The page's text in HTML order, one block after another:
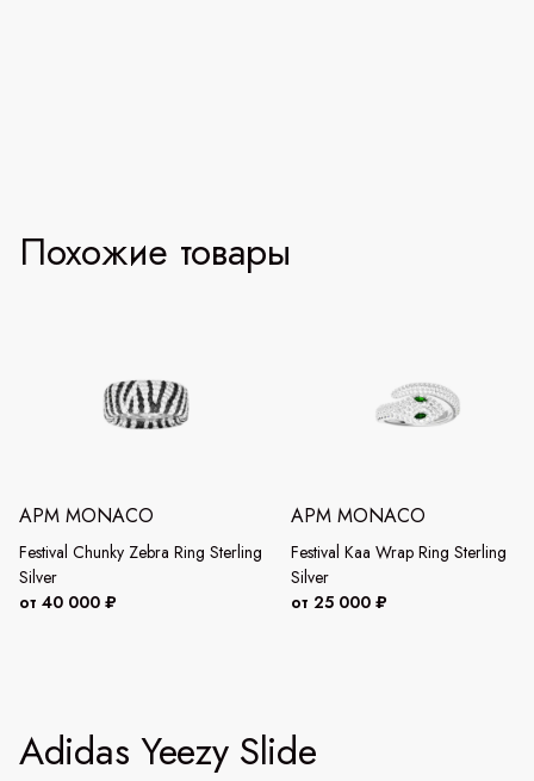
Похожие товары
APM MONACO
Festival Chunky Zebra Ring Sterling
Silver
от 40 000 ₽
APM MONACO
Festival Kaa Wrap Ring Sterling
Silver
от 25 000 ₽
Adidas Yeezy Slide